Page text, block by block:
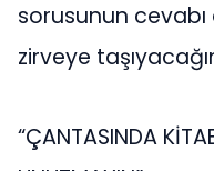
sorusunun
zirveye
“ÇANTASINDA